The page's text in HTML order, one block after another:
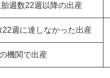
週数22週以降の出産
週に達しなかった出産
機関で出産